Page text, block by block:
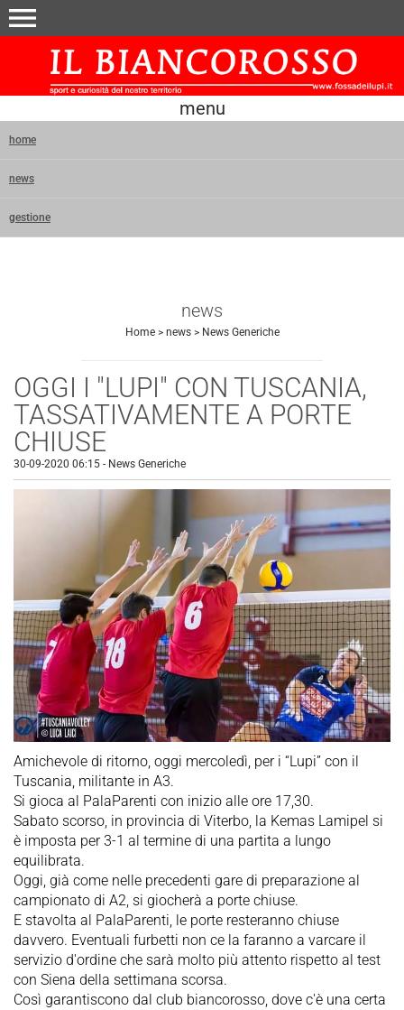
menu
menu
home
news
gestione
news
Home> news> News Generiche
OGGI I "LUPI" CON TUSCANIA,
TASSATIVAMENTE A PORTE
CHIUSE
30-09-2020 06:15 - News Generiche
Amichevole di ritorno, oggi mercoledì, per i “Lupi” con il
Tuscania, militante in A3.
Si gioca al PalaParenti con inizio alle ore 17,30.
Sabato scorso, in provincia di Viterbo, la Kemas Lamipel si
è imposta per 3-1 al termine di una partita a lungo
equilibrata.
Oggi, già come nelle precedenti gare di preparazione al
campionato di A2, si giocherà a porte chiuse.
E stavolta al PalaParenti, le porte resteranno chiuse
davvero. Eventuali furbetti non ce la faranno a varcare il
servizio d'ordine che sarà molto più attento rispetto al test
con Siena della settimana scorsa.
Così garantiscono dal club biancorosso, dove c'è una certa